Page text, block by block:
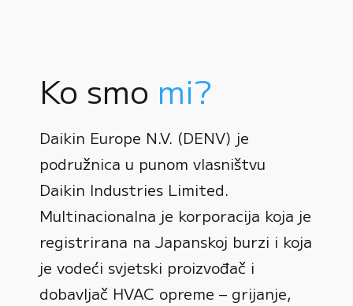
Ko smo mi?
Daikin Europe N.V. (DENV) je
podružnica u punom vlasništvu
Daikin Industries Limited.
Multinacionalna je korporacija koja je
registrirana na Japanskoj burzi i koja
je vodeći svjetski proizvođač i
dobavljač HVAC opreme – grijanje,
0